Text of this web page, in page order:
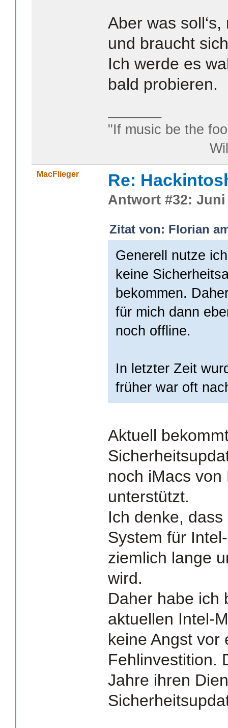
Aber was
und braucht
Ich werde es
bald probieren.
"If music be the
William
MacFlieger Re:
Antwort #32: Juni
Zitat von: Florian
Generell nutze
keine
bekommen.
für mich dann
noch offline.
In letzter Zeit
früher war oft
Aktuell
noch iMacs von
unterstützt.
Ich denke,
System für
ziemlich lange
wird.
Daher habe ich
aktuellen Intel-
keine Angst vor
Fehlinvestition.
Jahre ihren